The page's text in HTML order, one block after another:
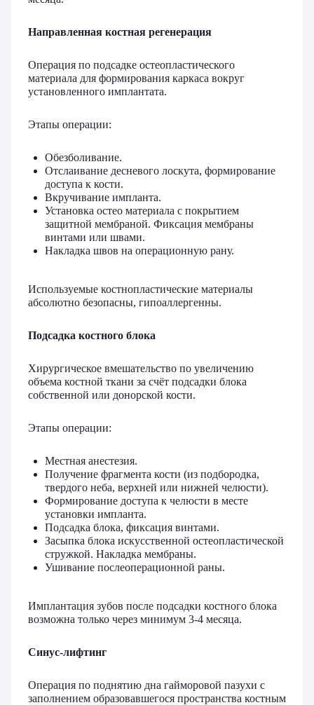
Направленная костная регенерация
Операция по подсадке остеопластического
материала для формирования каркаса вокруг
установленного имплантата.
Этапы операции:
Обезболивание.
Отслаивание десневого лоскута, формирование
доступа к кости.
Вкручивание импланта.
Установка остео материала с покрытием
защитной мембраной. Фиксация мембраны
винтами или швами.
Накладка швов на операционную рану.
Используемые костнопластические материалы
абсолютно безопасны, гипоаллергенны.
Подсадка костного блока
Хирургическое вмешательство по увеличению
объема костной ткани за счёт подсадки блока
собственной или донорской кости.
Этапы операции:
Местная анестезия.
Получение фрагмента кости (из подбородка,
твердого неба, верхней или нижней челюсти).
Формирование доступа к челюсти в месте
установки импланта.
Подсадка блока, фиксация винтами.
Засыпка блока искусственной остеопластической
стружкой. Накладка мембраны.
Ушивание послеоперационной раны.
Имплантация зубов после подсадки костного блока
возможна только через минимум 3-4 месяца.
Синус-лифтинг
Операция по поднятию дна гайморовой пазухи с
заполнением образовавшегося пространства костным